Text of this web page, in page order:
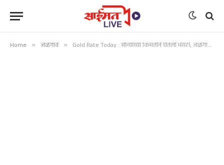
Home » जळगाव » Gold Rate Today : सोन्याच्या किंमतीने घेतली भरारी; जळगावात आजचे ताजे दर काय?